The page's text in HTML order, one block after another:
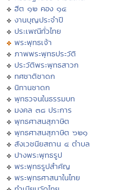
ฮีต ๑๒ คอง ๑๔
งานบุญประจำปี
ประเพณีทั่วไทย
พระพุทธเจ้า
ภาพพระพุทธประวัติ
ประวัติพระพุทธสาวก
ทศชาติชาดก
นิทานชาดก
พุทธวจนในธรรมบท
มงคล ๓๘ ประการ
พุทธศาสนสุภาษิต
พุทธศาสนสุภาษิต ๖๒๑
สังเวชนียสถาน ๔ ตำบล
ปางพระพุทธรูป
พระพุทธรูปสำคัญ
พระพุทธศาสนาในไทย